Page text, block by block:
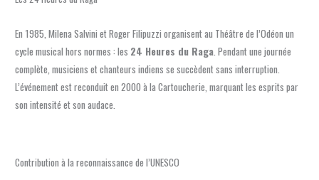
En 1985, Milena Salvini et Roger Filipuzzi organisent au Théâtre de l’Odéon un
cycle musical hors normes : les 24 Heures du Raga. Pendant une journée
complète, musiciens et chanteurs indiens se succèdent sans interruption.
L’événement est reconduit en 2000 à la Cartoucherie, marquant les esprits par
son intensité et son audace.
Contribution à la reconnaissance de l’UNESCO